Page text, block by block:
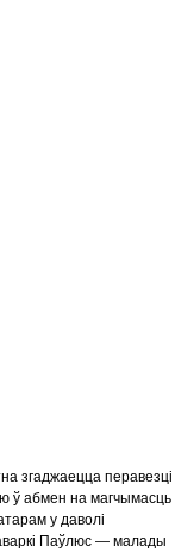
згаджаецца перавезці
ў абмен на магчымасць
у даволі
Паўлюс — малады